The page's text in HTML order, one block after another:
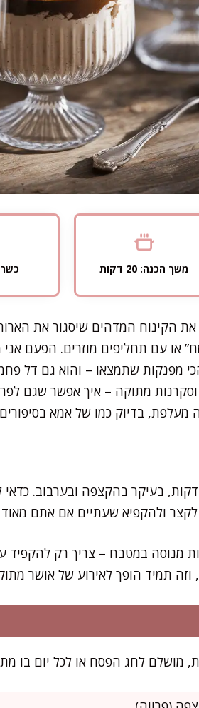
משך הכנה: 20 דקות
הקינוח המדהים שיסגור את
או עם תחליפים מוזרים. הפעם אני
מפנקות שתמצאו – והוא גם דל
וסקרנות מתוקה – איך אפשר שגם
מעלפת, בדיוק כמו של אמא
את רוב העבודה תסיימו בתוך 20 דקות, בעיקר
לקצר ולהקפיא שעתיים אם אתם
מנוסה במטבח – צריך רק להקפיד
וזה תמיד הופך לאירוע של אושר